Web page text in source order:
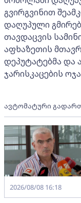
გვირგვინით
დაღუპული
თავდაცვის
აფხაზეთის
დეპუტატებმა და
ჯარისკაცების
ავტომატური
2026/08/08 16:18